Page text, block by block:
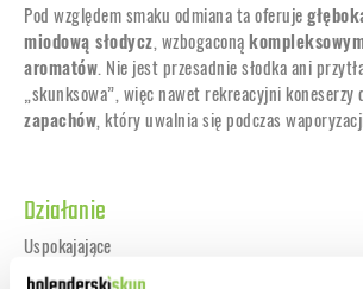
Pod względem smaku odmiana ta oferuje
miodową słodycz, wzbogaconą
aromatów. Nie jest przesadnie słodka ani
„skunksowa”, więc nawet rekreacyjni koneserzy
zapachów, który uwalnia się podczas
Działanie
Uspokajające